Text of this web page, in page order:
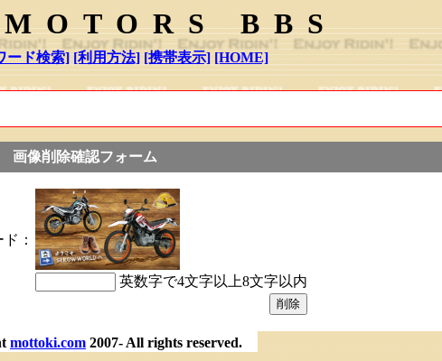
BBS
ード検索] [利用方法] [携帯表示] [HOME]
画像削除確認フォーム
：
英数字で4文字以上8文字以内
mottoki.com 2007- All rights reserved.